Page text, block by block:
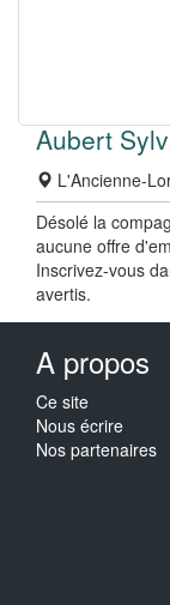
Aubert
L'Ancienne-
Désolé la
aucune offre
Inscrivez-vous
avertis.
A propos
Ce site
Nous écrire
Nos partenaires